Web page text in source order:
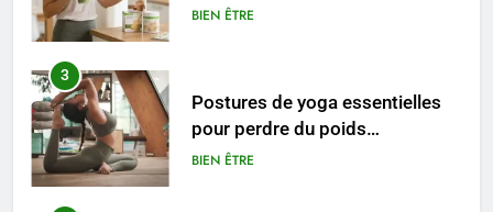
rapidement et durable
BIEN ÊTRE
4
Infection chronique de l’oreille :
tout ce qu’il faut savoir sur les
saignements
SANTÉ